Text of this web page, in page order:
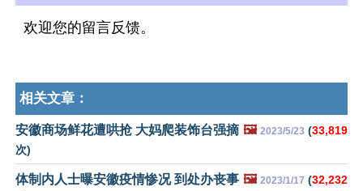
欢迎您的留言反馈。
相关文章：
安徽商场鲜花遭哄抢 大妈爬装饰台强摘 🖼️ 2023/5/23 (33,819
次)
体制内人士曝安徽疫情惨况 到处办丧事 🖼️ 2023/1/17 (32,232